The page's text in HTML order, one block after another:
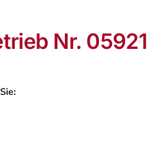
Nr. 05921